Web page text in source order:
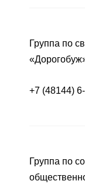
Группа по
+7 (48144)
Группа по